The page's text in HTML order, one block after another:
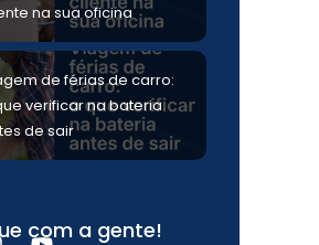
na sua oficina
de férias de carro:
verificar na bateria
de sair
com a gente!